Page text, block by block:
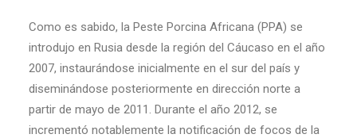
Como es sabido, la Peste Porcina Africana (PPA) se
introdujo en Rusia desde la región del Cáucaso en el año
2007, instaurándose inicialmente en el sur del país y
diseminándose posteriormente en dirección norte a
partir de mayo de 2011. Durante el año 2012, se
incrementó notablemente la notificación de focos de la